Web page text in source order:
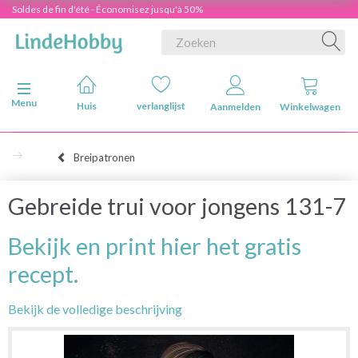
Soldes de fin d'été - Économisez jusqu'à 50%
Navigatie in-/uitschakelen
Menu
Huis verlanglijst Aanmelden Winkelwagen
Breipatronen
Gebreide trui voor jongens 131-7
Bekijk en print hier het gratis
recept.
Bekijk de volledige beschrijving